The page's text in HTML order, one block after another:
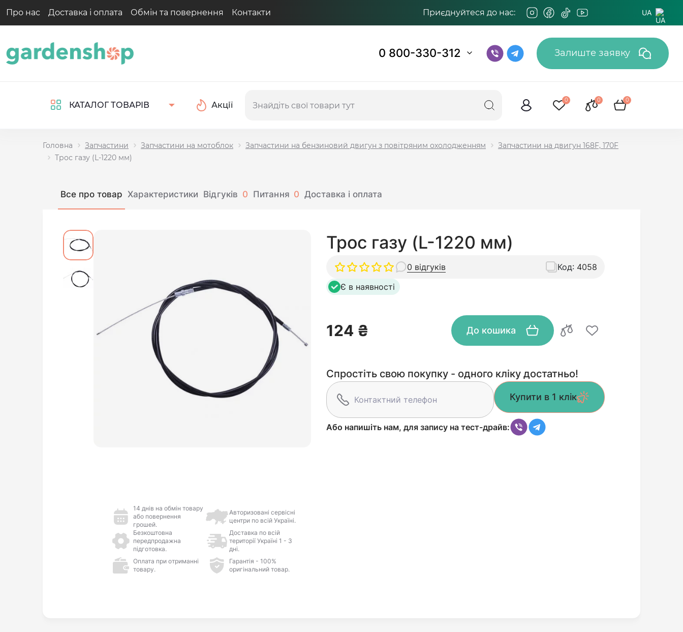
Про нас Доставка і оплата Обмін та повернення Контакти Приєднуйтеся до нас: UA
0 800-330-312 Залиште заявку
КАТАЛОГ ТОВАРІВ Акції
0 0 0
Головна Запчастини Запчастини на мотоблок Запчастини на бензиновий двигун з повітряним охолодженням
Запчастини на двигун 168F, 170F
Трос газу (L-1220 мм)
Все про товар Характеристики Відгуків 0 Питання 0 Доставка і оплата
14 днів на обмін товару
або повернення
грошей.
Авторизовані сервісні
центри по всій Україні.
Безкоштовна
передпродажна
підготовка.
Доставка по всій
території Україні 1 - 3
дні.
Оплата при отриманні
товару.
Гарантія - 100%
оригінальний товар.
Трос газу (L-1220 мм)
0 відгуків Код: 4058
Є в наявності
124 ₴ До кошика
Спростіть свою покупку - одного кліку достатньо!
Купити в 1 клік
Або напишіть нам, для запису на тест-драйв: